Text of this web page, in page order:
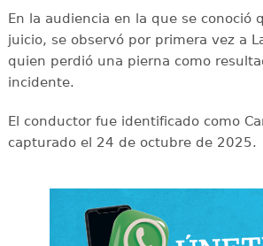
En la audiencia en la que se conoció
juicio, se observó por primera vez a
quien perdió una pierna como
incidente.
El conductor fue identificado como
capturado el 24 de octubre de 2025.